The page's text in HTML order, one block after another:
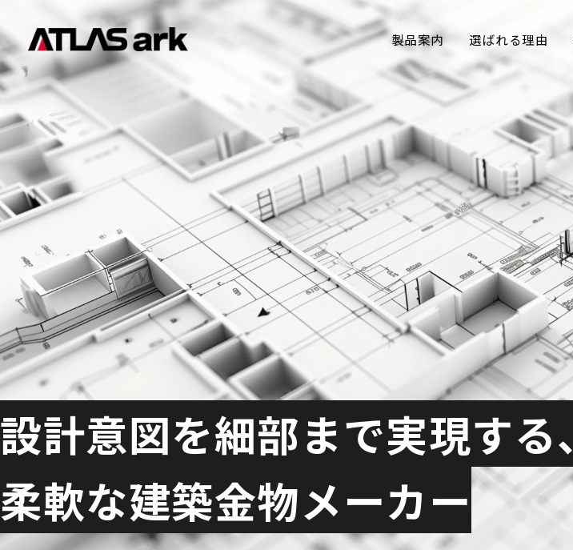
製品案内 選ばれる理由
設計意図を細部まで実現する、
柔軟な建築金物メーカー